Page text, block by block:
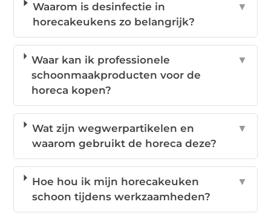
Waarom is desinfectie in
horecakeukens zo belangrijk?
▼
Waar kan ik professionele
schoonmaakproducten voor de
horeca kopen?
▼
Wat zijn wegwerpartikelen en
waarom gebruikt de horeca deze?
▼
Hoe hou ik mijn horecakeuken
schoon tijdens werkzaamheden?
▼